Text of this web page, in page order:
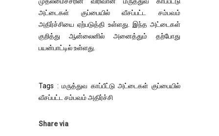
அட்டைகள் குப்பையில் வீசப்பட்ட சம்பவம்
அதிர்ச்சியை ஏற்படுத்தி உள்ளது. இந்த அட்டைகள்
குறித்து ஆன்லைனில் அனைத்தும் தற்போது
பயன்பாட்டில் உள்ளது.
Tags : மருத்துவ காப்பீட்டு அட்டைகள் குப்பையில்
வீசப்பட்ட சம்பவம் அதிர்ச்சி
Share via